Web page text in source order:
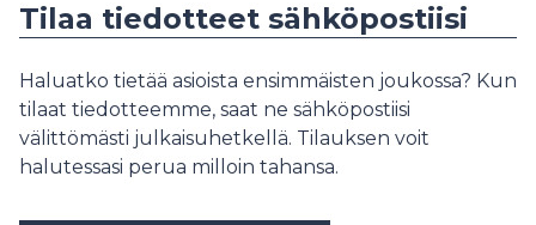
Tilaa tiedotteet sähköpostiisi
Haluatko tietää asioista ensimmäisten joukossa? Kun
tilaat tiedotteemme, saat ne sähköpostiisi
välittömästi julkaisuhetkellä. Tilauksen voit
halutessasi perua milloin tahansa.